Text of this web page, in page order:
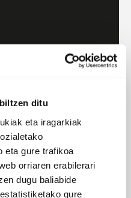
ditu
eta iragarkiak
eta gure trafikoa
orriaren erabilerari
dugu baliabide
gure